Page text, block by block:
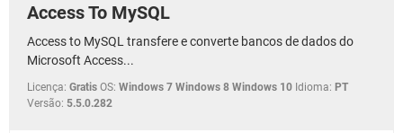
Access To MySQL
Access to MySQL transfere e converte bancos de dados do
Microsoft Access...
Licença: Gratis OS: Windows 7 Windows 8 Windows 10 Idioma: PT
Versão: 5.5.0.282